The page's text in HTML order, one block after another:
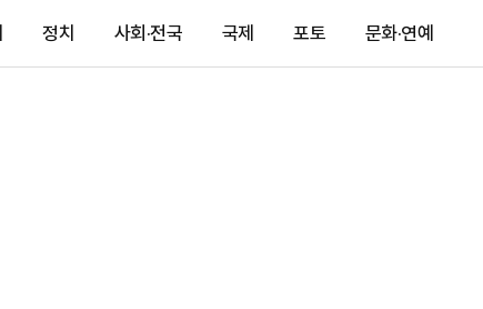
정치 사회·전국 국제 포토 문화·연예